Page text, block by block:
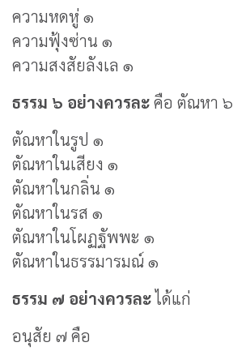
ความหดหู่ ๑
ความฟุ้งซ่าน ๑
ความสงสัยลังเล ๑
ธรรม ๖ อย่างควรละคือ ตัณหา ๖
ตัณหาในรูป ๑
ตัณหาในเสียง ๑
ตัณหาในกลิ่น ๑
ตัณหาในรส ๑
ตัณหาในโผฏฐัพพะ ๑
ตัณหาในธรรมารมณ์ ๑
ธรรม ๗ อย่างควรละได้แก่
อนุสัย ๗ คือ